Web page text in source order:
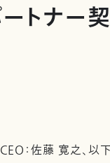
トナー
：佐藤 寛之、以